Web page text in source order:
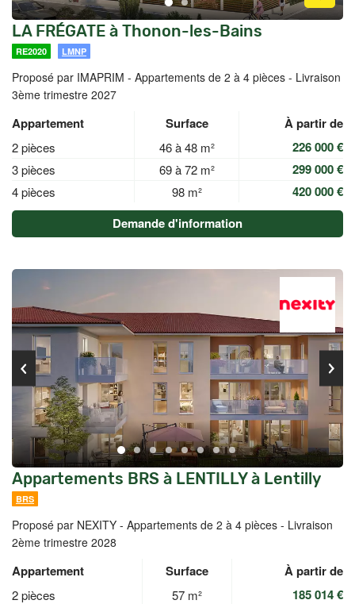
LA FRÉGATE à Thonon-les-Bains
RE2020 LMNP
Proposé par IMAPRIM - Appartements de 2 à 4 pièces - Livraison
3ème trimestre 2027
Appartement Surface À partir de
2 pièces 46 à 48 m² 226 000 €
3 pièces 69 à 72 m² 299 000 €
4 pièces 98 m²
420 000 €
Demande d'information
Appartements BRS à LENTILLY à Lentilly
BRS
Proposé par NEXITY - Appartements de 2 à 4 pièces - Livraison
2ème trimestre 2028
Appartement Surface À partir de
2 pièces 57 m² 185 014 €